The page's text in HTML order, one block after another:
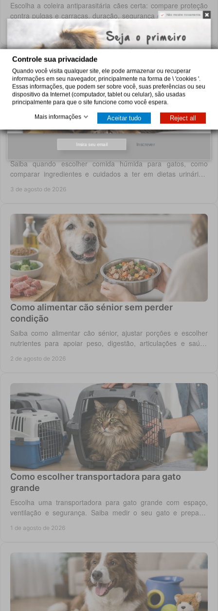
Não mostre novamente.
Inscrever
Escolha a coleira antiparasitária cães certa: compare proteção
contra pulgas e carraças, duração, segurança e cuidados para
cada rotina diária do cão.
4 de agosto de 2026
Escolher comida húmida para gatos sem erros
Saiba quando escolher comida húmida para gatos, como
comparar ingredientes e cuidados a ter em dietas urinárias,
3 de agosto de 2026
Como alimentar cão sénior sem perder
condição
Saiba como alimentar cão sénior, ajustar porções e escolher
nutrientes para apoiar peso, digestão, articulações e saúde
2 de agosto de 2026
Como escolher transportadora para gato
grande
Escolha uma transportadora para gato grande com espaço,
ventilação e segurança. Saiba medir o seu gato e preparar
1 de agosto de 2026
Controle sua privacidade
Quando você visita qualquer site, ele pode armazenar ou recuperar
informações em seu navegador, principalmente na forma de \ 'cookies '.
Essas informações, que podem ser sobre você, suas preferências ou seu
dispositivo da Internet (computador, tablet ou celular), são usadas
principalmente para que o site funcione como você espera.
Mais informações Aceitar tudo Reject all